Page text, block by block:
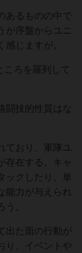
あるものの中で
序盤からユニ
じますが。
ころを羅列して
闘技的性質はな
ており、軍隊ユ
存在する。キャ
ックしたり、単
能力が与えられ
。
出た面の行動が
り、イベントや